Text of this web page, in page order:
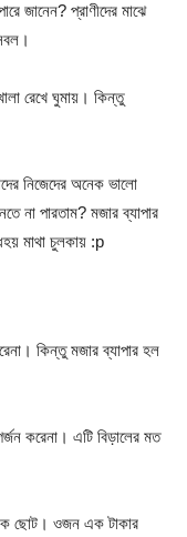
জানেন? প্রাণীদের মাঝে
রেখে ঘুমায়। কিন্তু
নিজেদের অনেক ভালো
না পারতাম? মজার ব্যাপার
মাথা চুলকায় :p
কিন্তু মজার ব্যাপার হল
করেনা। এটি বিড়ালের মত
ছোট। ওজন এক টাকার